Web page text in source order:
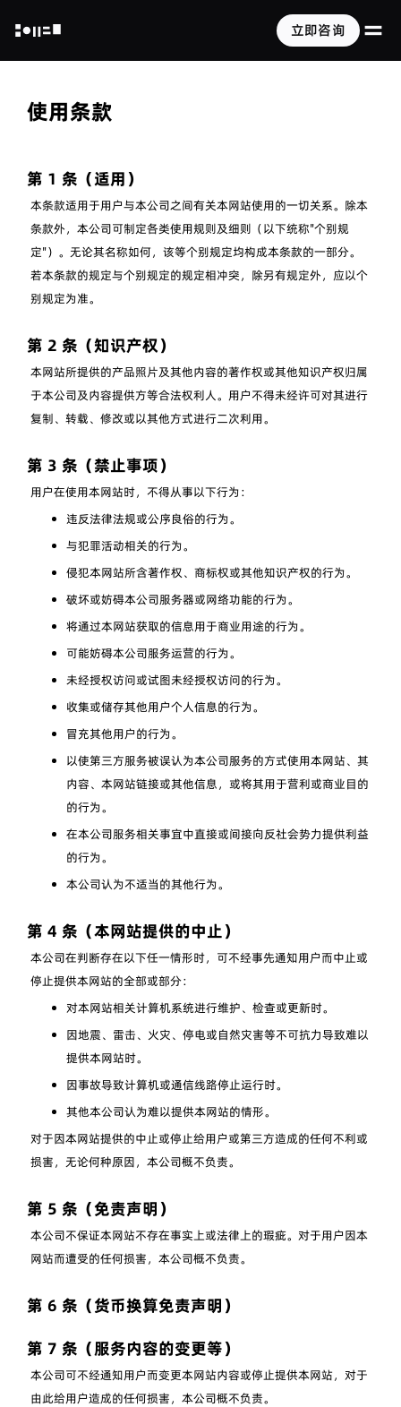
NOT A HOTEL
立即咨询
使用条款
第 1 条（适用）
本条款适用于用户与本公司之间有关本网站使用的一切关系。除本
条款外，本公司可制定各类使用规则及细则（以下统称"个别规
定"）。无论其名称如何，该等个别规定均构成本条款的一部分。
若本条款的规定与个别规定的规定相冲突，除另有规定外，应以个
别规定为准。
第 2 条（知识产权）
本网站所提供的产品照片及其他内容的著作权或其他知识产权归属
于本公司及内容提供方等合法权利人。用户不得未经许可对其进行
复制、转载、修改或以其他方式进行二次利用。
第 3 条（禁止事项）
用户在使用本网站时，不得从事以下行为：
违反法律法规或公序良俗的行为。
与犯罪活动相关的行为。
侵犯本网站所含著作权、商标权或其他知识产权的行为。
破坏或妨碍本公司服务器或网络功能的行为。
将通过本网站获取的信息用于商业用途的行为。
可能妨碍本公司服务运营的行为。
未经授权访问或试图未经授权访问的行为。
收集或储存其他用户个人信息的行为。
冒充其他用户的行为。
以使第三方服务被误认为本公司服务的方式使用本网站、其
内容、本网站链接或其他信息，或将其用于营利或商业目的
的行为。
在本公司服务相关事宜中直接或间接向反社会势力提供利益
的行为。
本公司认为不适当的其他行为。
第 4 条（本网站提供的中止）
本公司在判断存在以下任一情形时，可不经事先通知用户而中止或
停止提供本网站的全部或部分：
对本网站相关计算机系统进行维护、检查或更新时。
因地震、雷击、火灾、停电或自然灾害等不可抗力导致难以
提供本网站时。
因事故导致计算机或通信线路停止运行时。
其他本公司认为难以提供本网站的情形。
对于因本网站提供的中止或停止给用户或第三方造成的任何不利或
损害，无论何种原因，本公司概不负责。
第 5 条（免责声明）
本公司不保证本网站不存在事实上或法律上的瑕疵。对于用户因本
网站而遭受的任何损害，本公司概不负责。
第 6 条（货币换算免责声明）
第 7 条（服务内容的变更等）
本公司可不经通知用户而变更本网站内容或停止提供本网站，对于
由此给用户造成的任何损害，本公司概不负责。